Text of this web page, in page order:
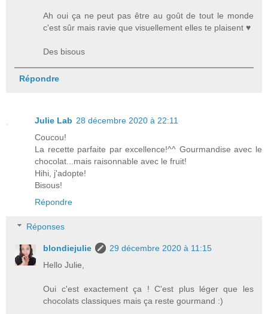
Ah oui ça ne peut pas être au goût de tout le monde
c'est sûr mais ravie que visuellement elles te plaisent ♥
Des bisous
Répondre
Julie Lab 28 décembre 2020 à 22:11
Coucou!
La recette parfaite par excellence!^^ Gourmandise avec le
chocolat...mais raisonnable avec le fruit!
Hihi, j'adopte!
Bisous!
Répondre
Réponses
blondiejulie
29 décembre 2020 à 11:15
Hello Julie,
Oui c'est exactement ça ! C'est plus léger que les
chocolats classiques mais ça reste gourmand :)